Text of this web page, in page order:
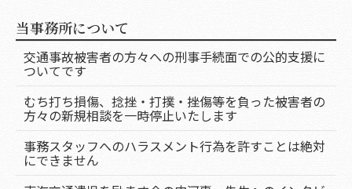
当事務所について
交通事故被害者の方々への刑事手続面での公的支援に
ついてです
むち打ち損傷、捻挫・打撲・挫傷等を負った被害者の
方々の新規相談を一時停止いたします
事務スタッフへのハラスメント行為を許すことは絶対
にできません